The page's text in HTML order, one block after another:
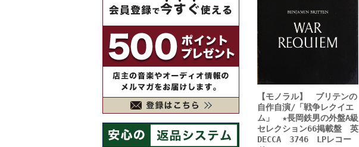
【モノラル】 ブリテンの
自作自演/「戦争レクイエ
ム」 ★長岡鉄男の外盤A級
セレクション66掲載盤 英
DECCA 3746 LPレコー